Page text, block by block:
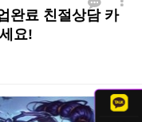
완료 친절상담 카
요!